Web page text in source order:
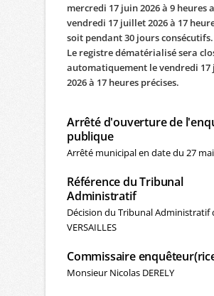
mercredi 17 juin 2026 à 9 heures
vendredi 17 juillet 2026 à 17
soit pendant 30 jours consécutifs.
Le registre dématérialisé sera
automatiquement le vendredi
2026 à 17 heures précises.
Arrêté d'ouverture de
publique
Arrêté municipal en date du 27
Référence du Tribunal
Administratif
Décision du Tribunal Administratif
VERSAILLES
Commissaire
Monsieur Nicolas DERELY